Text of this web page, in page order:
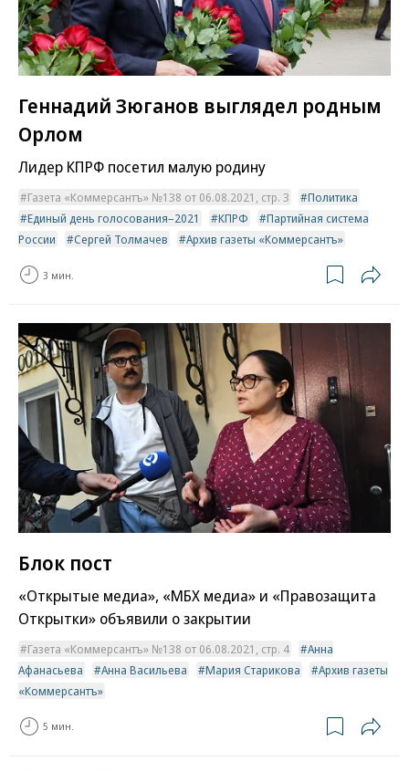
Геннадий Зюганов выглядел родным
Орлом
Лидер КПРФ посетил малую родину
Газета «Коммерсантъ» №138 от 06.08.2021, стр. 3
Политика
Единый день голосования–2021
КПРФ
Партийная система
России
Сергей Толмачев Архив газеты «Коммерсантъ»
3 мин.
Блок пост
«Открытые медиа», «МБХ медиа» и «Правозащита
Открытки» объявили о закрытии
Газета «Коммерсантъ» №138 от 06.08.2021, стр. 4
Анна
Афанасьева
Анна Васильева Мария Старикова
Архив газеты
«Коммерсантъ»
5 мин.